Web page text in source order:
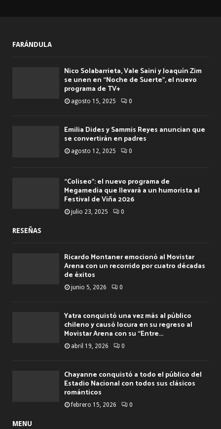
FARÁNDULA
Nico Solabarrieta, Vale Saini y Joaquín Zim
se unen en “Noche de Suerte”, el nuevo
programa de TV+
agosto 15, 2025 0
Emilia Dides y Sammis Reyes anuncian que
se convertirán en padres
agosto 12, 2025 0
“Coliseo”: el nuevo programa de
Megamedia que llevará a un humorista al
Festival de Viña 2026
julio 23, 2025 0
RESEÑAS
Ricardo Montaner emocionó al Movistar
Arena con un recorrido por cuatro décadas
de éxitos
junio 5, 2026 0
Yatra conquistó una vez más al público
chileno y causó locura en su regreso al
Movistar Arena con su “Entre...
abril 19, 2026 0
Chayanne conquistó a todo el público del
Estadio Nacional con todos sus clásicos
románticos
febrero 15, 2026 0
MENU